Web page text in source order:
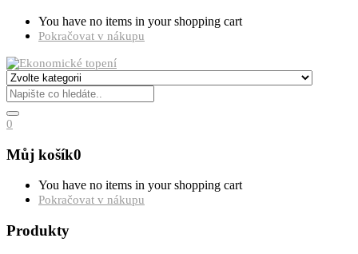
You have no items in your shopping cart
Pokračovat v nákupu
0
Můj košík0
You have no items in your shopping cart
Pokračovat v nákupu
Produkty